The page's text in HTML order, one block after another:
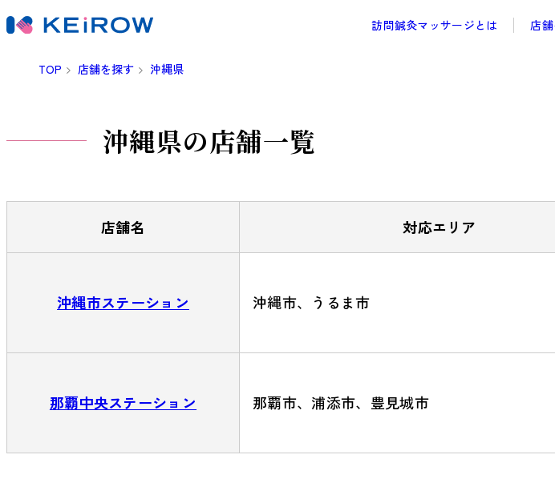
訪問鍼灸マッサージとは 店
TOP 店舗を探す 沖縄県
沖縄県の店舗一覧
店舗名 対応エリア
沖縄市ステーション 沖縄市、うるま市
那覇中央ステーション 那覇市、浦添市、豊見城市